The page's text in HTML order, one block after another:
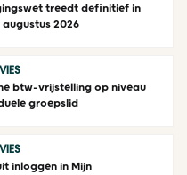
treedt definitief in
2026
btw-vrijstelling op niveau
groepslid
inloggen in Mijn